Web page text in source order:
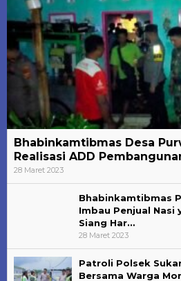
Bhabinkamtibmas Desa
Realisasi ADD
28 Maret 2023
Bhabinkamtibmas
Imbau Penjual Nasi
Siang Har…
28 Maret 2023
Patroli Polsek
Bersama Warga